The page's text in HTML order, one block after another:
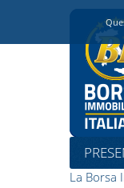
La Borsa